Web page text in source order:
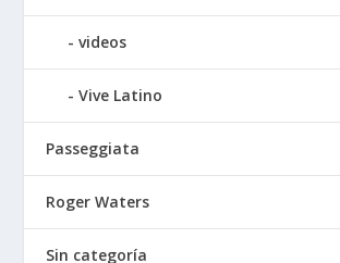
videos
Vive Latino
Passeggiata
Roger Waters
Sin categoría